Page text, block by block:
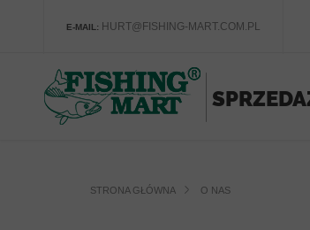
E-MAIL: HURT@FISHING-MART.COM.PL
STRONA GŁÓWNA O NAS